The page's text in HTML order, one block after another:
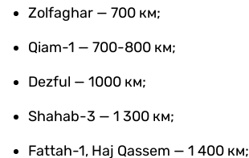
Zolfaghar — 700 км;
Qiam-1 — 700-800 км;
Dezful — 1000 км;
Shahab-3 — 1 300 км;
Fattah-1, Haj Qassem — 1 400 км;